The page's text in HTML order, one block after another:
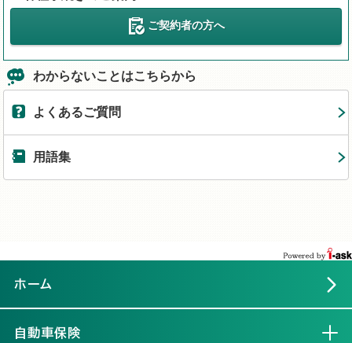
ご契約者の方へ
わからないことはこちらから
よくあるご質問
用語集
ホーム
自動車保険